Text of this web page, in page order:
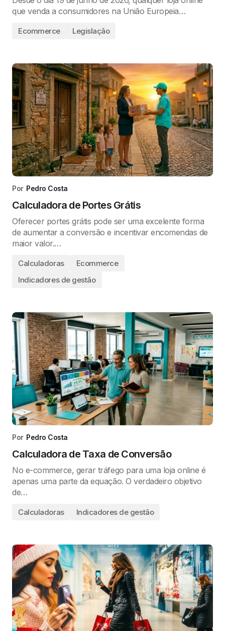
que venda a consumidores na União Europeia…
Ecommerce Legislação
Por Pedro Costa
Calculadora de Portes Grátis
Oferecer portes grátis pode ser uma excelente forma
de aumentar a conversão e incentivar encomendas de
maior valor.…
Calculadoras
Ecommerce
Indicadores de gestão
Por Pedro Costa
Calculadora de Taxa de Conversão
No e-commerce, gerar tráfego para uma loja online é
apenas uma parte da equação. O verdadeiro objetivo
de…
Calculadoras Indicadores de gestão